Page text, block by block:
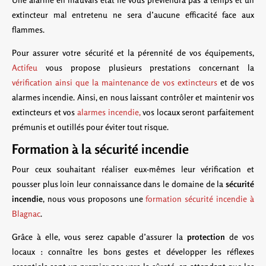
extincteur mal entretenu ne sera d’aucune efficacité face aux
flammes.
Pour assurer votre sécurité et la pérennité de vos équipements,
Actifeu vous propose plusieurs prestations concernant la
vérification ainsi que la maintenance de vos extincteurs et de vos
alarmes incendie. Ainsi, en nous laissant contrôler et maintenir vos
extincteurs et vos alarmes incendie,vos locaux seront parfaitement
prémunis et outillés pour éviter tout risque.
Formation à la sécurité incendie
Pour ceux souhaitant réaliser eux-mêmes leur vérification et
pousser plus loin leur connaissance dans le domaine de la sécurité
incendie, nous vous proposons uneformation sécurité incendie à
Blagnac.
Grâce à elle, vous serez capable d’assurer laprotection de vos
locaux : connaître les bons gestes et développer les réflexes